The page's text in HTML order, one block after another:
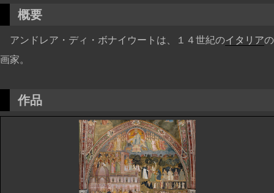
概要
アンドレア・ディ・ボナイウートは、１４世紀のイタリアの
画家。
作品